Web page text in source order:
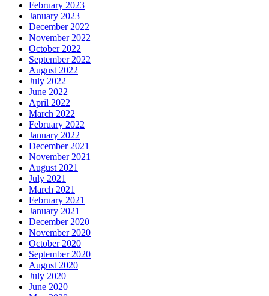
February 2023
January 2023
December 2022
November 2022
October 2022
September 2022
August 2022
July 2022
June 2022
April 2022
March 2022
February 2022
January 2022
December 2021
November 2021
August 2021
July 2021
March 2021
February 2021
January 2021
December 2020
November 2020
October 2020
September 2020
August 2020
July 2020
June 2020